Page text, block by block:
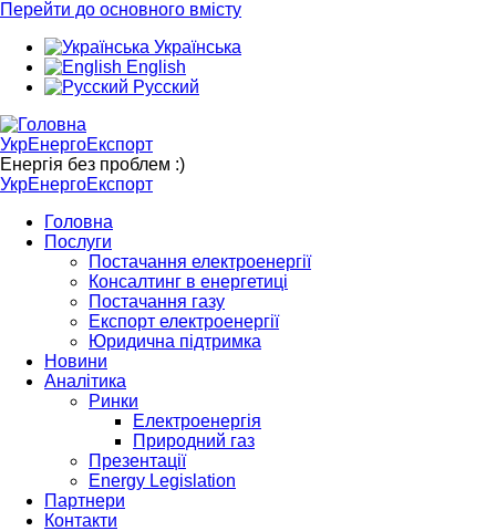
Перейти до основного вмісту
Українська
English
Русский
УкрЕнергоЕкспорт
Енергія без проблем :)
УкрЕнергоЕкспорт
Головна
Послуги
Постачання електроенергії
Консалтинг в енергетиці
Постачання газу
Експорт електроенергії
Юридична підтримка
Новини
Аналітика
Ринки
Електроенергія
Природний газ
Презентації
Energy Legislation
Партнери
Контакти